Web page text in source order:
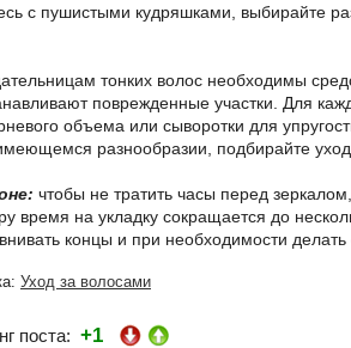
с пушистыми кудряшками, выбирайте
тонких волос необходимы
поврежденные участки. Для
объема или сыворотки для
разнообразии, подбирайте
чтобы не тратить часы перед
время на укладку сокращается до
концы и при необходимости делать
Уход за волосами
поста: +1